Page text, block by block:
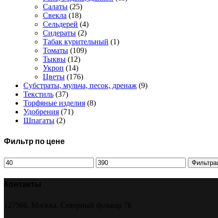
Салаты (25)
Свекла (18)
Сельдерей (4)
Сидераты (2)
Табак курительный (1)
Томаты (109)
Тыквы (12)
Укроп (14)
Цветы (176)
Субстраты, мульча, песок, дренаж (9)
Текстиль (37)
Торфяные изделия (8)
Удобрения (71)
Шпагаты (2)
Фильтр по цене
Минимальная
цена
Максимальная
цена